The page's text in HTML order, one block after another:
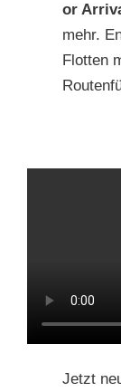
or
mehr.
Flotten
Jetzt